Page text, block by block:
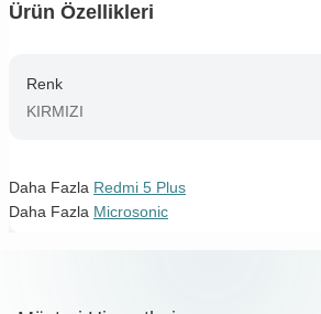
Ürün Özellikleri
Renk
KIRMIZI
Daha Fazla Redmi 5 Plus
Daha Fazla Microsonic